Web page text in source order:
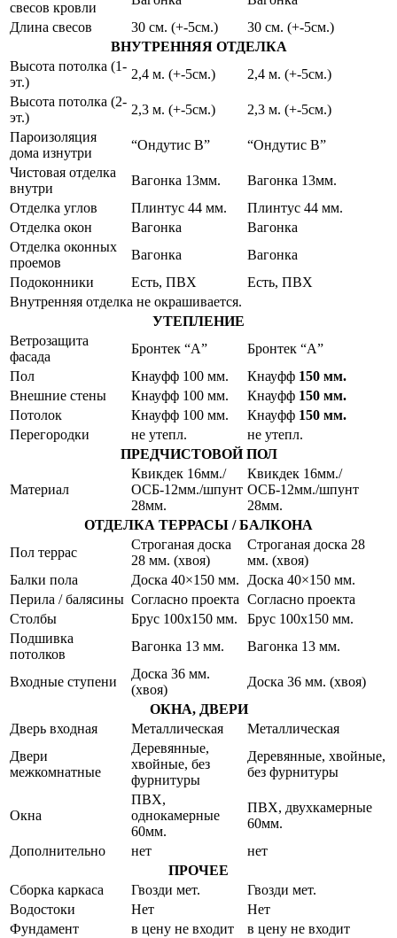
свесов кровли
Длина свесов
30 см. (+-5см.)
30 см. (+-5см.)
ВНУТРЕННЯЯ ОТДЕЛКА
Высота потолка (1-
эт.)
2,4 м. (+-5см.)
2,4 м. (+-5см.)
Высота потолка (2-
эт.)
2,3 м. (+-5см.)
2,3 м. (+-5см.)
Пароизоляция
дома изнутри
“Ондутис В”
“Ондутис В”
Чистовая отделка
внутри
Вагонка 13мм.
Вагонка 13мм.
Отделка углов
Плинтус 44 мм.
Плинтус 44 мм.
Отделка окон
Вагонка
Вагонка
Отделка оконных
проемов
Вагонка
Вагонка
Подоконники
Есть, ПВХ
Есть, ПВХ
Внутренняя отделка не окрашивается.
УТЕПЛЕНИЕ
Ветрозащита
фасада
Бронтек “А”
Бронтек “А”
Пол
Кнауфф 100 мм. Кнауфф 150 мм.
Внешние стены
Кнауфф 100 мм. Кнауфф 150 мм.
Потолок
Кнауфф 100 мм. Кнауфф 150 мм.
Перегородки
не утепл.
не утепл.
ПРЕДЧИСТОВОЙ ПОЛ
Материал
Квикдек 16мм./
ОСБ-12мм./шпунт
28мм.
Квикдек 16мм./
ОСБ-12мм./шпунт
28мм.
ОТДЕЛКА ТЕРРАСЫ / БАЛКОНА
Пол террас
Строганая доска
28 мм. (хвоя)
Строганая доска 28
мм. (хвоя)
Балки пола
Доска 40×150 мм. Доска 40×150 мм.
Перила / балясины Согласно проекта Согласно проекта
Cтолбы
Брус 100х150 мм.
Брус 100х150 мм.
Подшивка
потолков
Вагонка 13 мм. Вагонка 13 мм.
Входные ступени
Доска 36 мм.
(хвоя)
Доска 36 мм. (хвоя)
ОКНА, ДВЕРИ
Дверь входная
Металлическая
Металлическая
Двери
межкомнатные
Деревянные,
хвойные, без
фурнитуры
Деревянные, хвойные,
без фурнитуры
Окна
ПВХ,
однокамерные
60мм.
ПВХ, двухкамерные
60мм.
Дополнительно
нет
нет
ПРОЧЕЕ
Сборка каркаса
Гвозди мет.
Гвозди мет.
Водостоки
Нет
Нет
Фундамент
в цену не входит
в цену не входит